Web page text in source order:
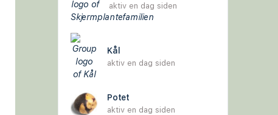
aktiv en dag siden
Kål
aktiv en dag siden
Potet
aktiv en dag siden